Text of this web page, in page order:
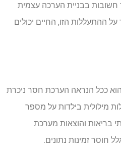
בבניית הערכה עצמית
על ההתעללות הזו, החיים יכולים
דולר הוא ככל הנראה הערכת חסר ניכרת
מילולית בילדות על מספר
בריאות והוצאות מערכת
חוסר זמינות נתונים.